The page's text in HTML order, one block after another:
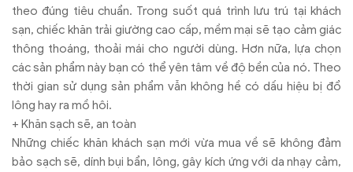
theo đúng tiêu chuẩn. Trong suốt quá trình lưu trú tại khách
sạn, chiếc khăn trải giường cao cấp, mềm mại sẽ tạo cảm giác
thông thoáng, thoải mái cho người dùng. Hơn nữa, lựa chọn
các sản phẩm này bạn có thể yên tâm về độ bền của nó. Theo
thời gian sử dụng sản phẩm vẫn không hề có dấu hiệu bị đổ
lông hay ra mồ hôi.
+ Khăn sạch sẽ, an toàn
Những chiếc khăn khách sạn mới vừa mua về sẽ không đảm
bảo sạch sẽ, dính bụi bẩn, lông, gây kích ứng với da nhạy cảm,